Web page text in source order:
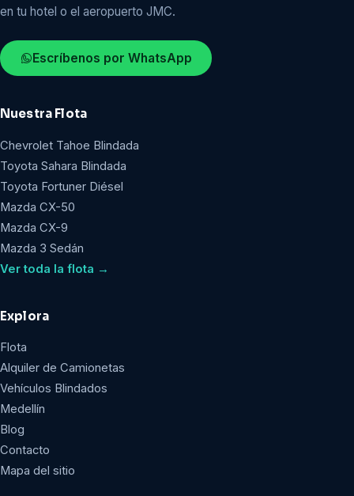
en tu hotel o el aeropuerto JMC.
Escríbenos por WhatsApp
Nuestra Flota
Chevrolet Tahoe Blindada
Toyota Sahara Blindada
Toyota Fortuner Diésel
Mazda CX-50
Mazda CX-9
Mazda 3 Sedán
Ver toda la flota →
Explora
Flota
Alquiler de Camionetas
Vehículos Blindados
Medellín
Blog
Contacto
Mapa del sitio